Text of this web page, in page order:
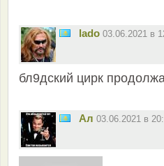
lado 03.06.2021 в
бл9дский цирк
Ал 03.06.2021 в